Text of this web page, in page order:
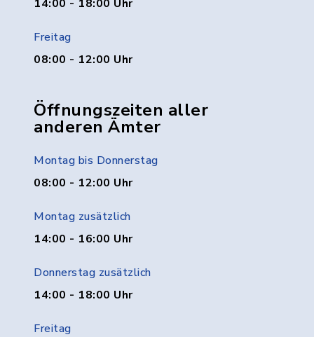
14:00 - 18:00 Uhr
Freitag
08:00 - 12:00 Uhr
Öffnungszeiten aller
anderen Ämter
Montag bis Donnerstag
08:00 - 12:00 Uhr
Montag zusätzlich
14:00 - 16:00 Uhr
Donnerstag zusätzlich
14:00 - 18:00 Uhr
Freitag